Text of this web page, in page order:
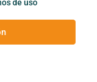
de uso